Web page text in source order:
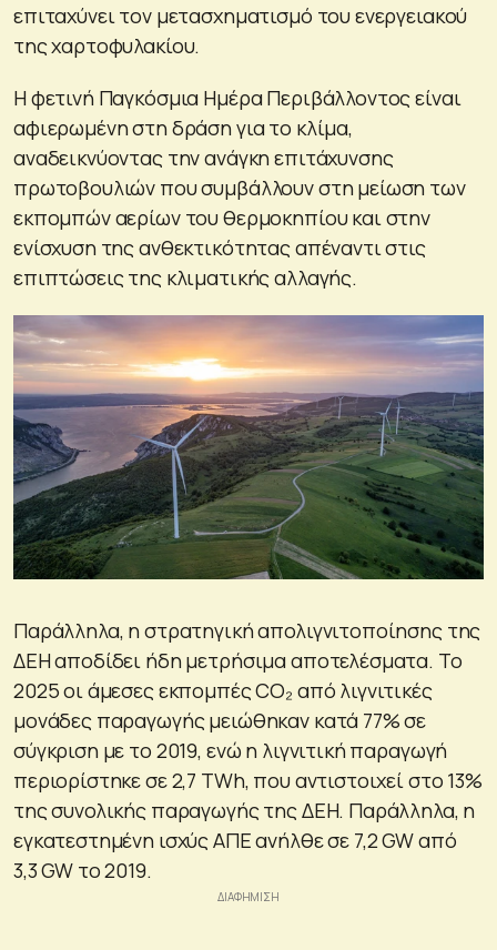
επιταχύνει τον μετασχηματισμό του ενεργειακού
της χαρτοφυλακίου.
Η φετινή Παγκόσμια Ημέρα Περιβάλλοντος είναι
αφιερωμένη στη δράση για το κλίμα,
αναδεικνύοντας την ανάγκη επιτάχυνσης
πρωτοβουλιών που συμβάλλουν στη μείωση των
εκπομπών αερίων του θερμοκηπίου και στην
ενίσχυση της ανθεκτικότητας απέναντι στις
επιπτώσεις της κλιματικής αλλαγής.
Παράλληλα, η στρατηγική απολιγνιτοποίησης της
ΔΕΗ αποδίδει ήδη μετρήσιμα αποτελέσματα. Το
2025 οι άμεσες εκπομπές CO₂ από λιγνιτικές
μονάδες παραγωγής μειώθηκαν κατά 77% σε
σύγκριση με το 2019, ενώ η λιγνιτική παραγωγή
περιορίστηκε σε 2,7 TWh, που αντιστοιχεί στο 13%
της συνολικής παραγωγής της ΔΕΗ. Παράλληλα, η
εγκατεστημένη ισχύς ΑΠΕ ανήλθε σε 7,2 GW από
3,3 GW το 2019.